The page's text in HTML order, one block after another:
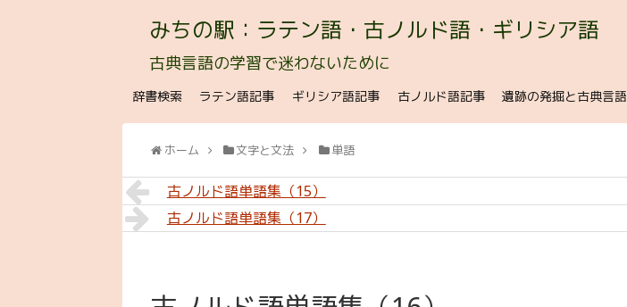
みちの駅：ラテン語・古ノルド語・ギリシア語
古典言語の学習で迷わないために
辞書検索 ラテン語記事 ギリシア語記事 古ノルド語記事 遺跡の発掘と古典言語
ホーム 文字と文法 単語
古ノルド語単語集（15）
古ノルド語単語集（17）